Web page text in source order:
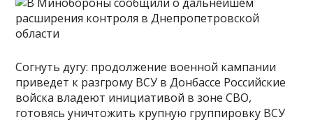
Согнуть дугу: продолжение военной кампании
приведет к разгрому ВСУ в Донбассе Российские
войска владеют инициативой в зоне СВО,
готовясь уничтожить крупную группировку ВСУ